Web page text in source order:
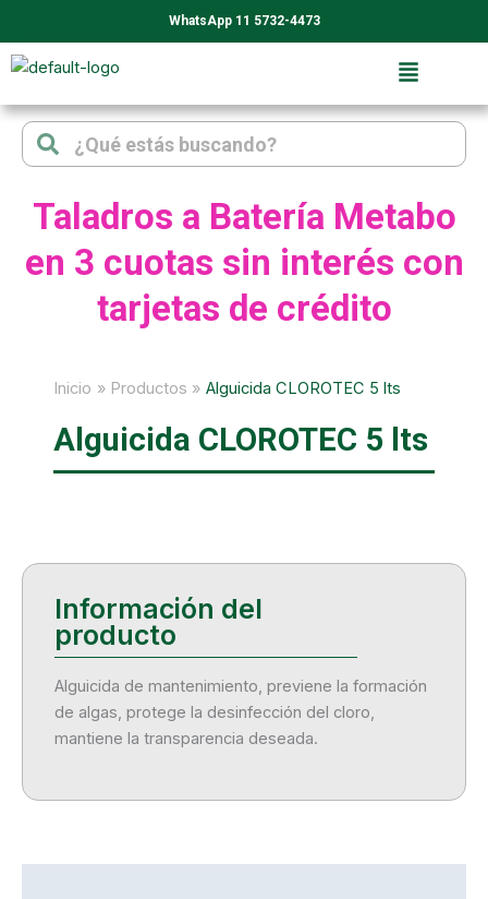
al
contenido
WhatsApp 11 5732-4473
Search Search
Taladros a Batería Metabo
en 3 cuotas sin interés con
tarjetas de crédito
Inicio Productos Alguicida CLOROTEC 5 lts
Alguicida CLOROTEC 5 lts
Alguicida de mantenimiento, previene la formación
de algas, protege la desinfección del cloro,
mantiene la transparencia deseada.